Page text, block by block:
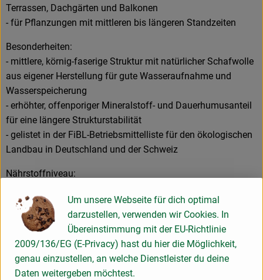
Terrassen, Dachgärten und Balkonen
- für Pflanzungen mit mittleren bis längeren Standzeiten
Besonderheiten:
- mittlere, körnig-faserige Struktur mit natürlicher Schafwolle
aus eigener Herstellung für gute Wasseraufnahme und
Wasserspeicherung
- erhöhter, offenporiger Mineralstoff- und Dauerhumusanteil
für eine längere Strukturstabilität
- gelistet in der FiBL-Betriebsmittelliste für den ökologischen
Landbau in Deutschland und der Schweiz
Nährstoffniveau:
aus eigener Herstellung
- 2 bis 3 Wochen nach der Pflanzung sollte angepasst an
den Nährstoffbedarf der Pflanzen mit der Nachdüngung
begonnen werden
- während der Kulturdauer das Nährstoffniveau regelmäßig
überprüfen
Um unsere Webseite für dich optimal
darzustellen, verwenden wir Cookies. In
Übereinstimmung mit der EU-Richtlinie
2009/136/EG (E-Privacy) hast du hier die Möglichkeit,
genau einzustellen, an welche Dienstleister du deine
Daten weitergeben möchtest.